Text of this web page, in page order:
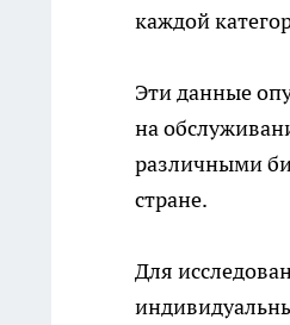
каждой
Эти данные
на
различными
стране.
Для